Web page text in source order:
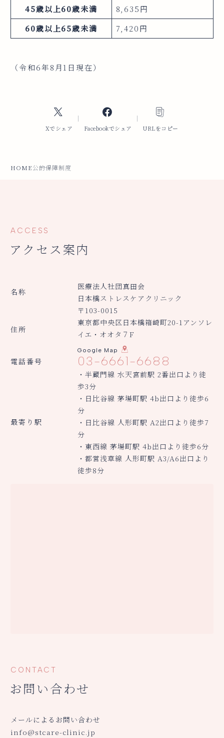
45歳以上60歳未満
8,635円
60歳以上65歳未満
7,420円
（令和6年8月1日現在）
Xでシェア Facebookでシェア URLをコピー
HOME公的保障制度
ACCESS
アクセス案内
名称
医療法人社団真田会
日本橋ストレスケアクリニック
住所
〒103-0015
東京都中央区日本橋箱崎町20-1アンソレ
イエ・オオタ７F
Google Map
電話番号 03-6661-6688
最寄り駅
・半蔵門線 水天宮前駅 2番出口より徒
歩3分
・日比谷線 茅場町駅 4b出口より徒歩6
分
・日比谷線 人形町駅 A2出口より徒歩7
分
・東西線 茅場町駅 4b出口より徒歩6分
・都営浅草線 人形町駅 A3/A6出口より
徒歩8分
CONTACT
お問い合わせ
メールによるお問い合わせ
info@stcare-clinic.jp